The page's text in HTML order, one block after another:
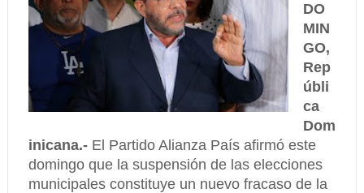
DO
MIN
GO,
Rep
úbli
ca
Dom
inicana.- El Partido Alianza País afirmó este
domingo que la suspensión de las elecciones
municipales constituye un nuevo fracaso de la